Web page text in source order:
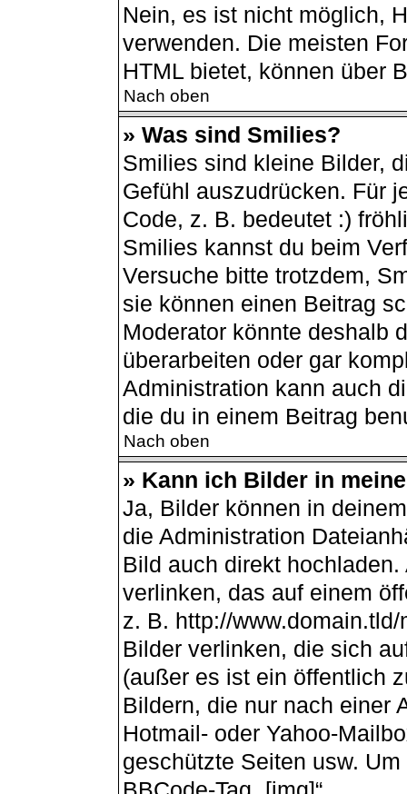
Nein, es ist nicht möglich,
verwenden. Die meisten
HTML bietet, können über
Nach oben
» Was sind Smilies?
Smilies sind kleine Bilder,
Gefühl auszudrücken. Für
Code, z. B. bedeutet :)
Smilies kannst du beim
Versuche bitte trotzdem,
sie können einen Beitrag
Moderator könnte deshalb
überarbeiten oder gar
Administration kann auch
die du in einem Beitrag
Nach oben
» Kann ich Bilder in
Ja, Bilder können in
die Administration
Bild auch direkt
verlinken, das auf einem
z. B. http://
Bilder verlinken, die sich
(außer es ist ein öffentlich
Bildern, die nur nach einer
Hotmail- oder Yahoo-
geschützte Seiten usw.